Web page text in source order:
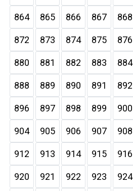
864 865 866 867 868
872 873 874 875 876
880 881 882 883 884
888 889 890 891 892
896 897 898 899 900
904 905 906 907 908
912 913 914 915 916
920 921 922 923 924